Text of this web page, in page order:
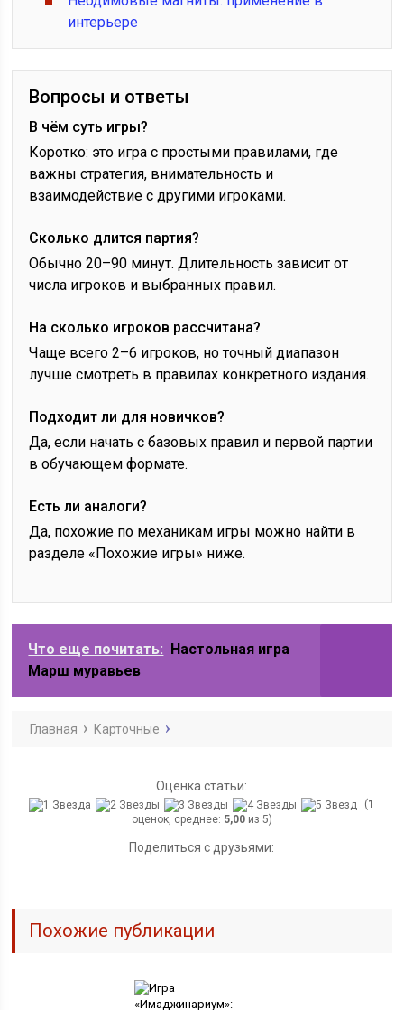
интерьере
Вопросы и ответы
В чём суть игры?
Коротко: это игра с простыми правилами, где
важны стратегия, внимательность и
взаимодействие с другими игроками.
Сколько длится партия?
Обычно 20–90 минут. Длительность зависит от
числа игроков и выбранных правил.
На сколько игроков рассчитана?
Чаще всего 2–6 игроков, но точный диапазон
лучше смотреть в правилах конкретного издания.
Подходит ли для новичков?
Да, если начать с базовых правил и первой партии
в обучающем формате.
Есть ли аналоги?
Да, похожие по механикам игры можно найти в
разделе «Похожие игры» ниже.
Что еще почитать: Настольная игра
Марш муравьев
Главная Карточные
Оценка статьи:
(1
оценок, среднее: 5,00из 5)
Поделиться с друзьями:
Похожие публикации